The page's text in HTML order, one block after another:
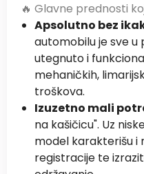
🔥 Glavne prednosti
Apsolutno bez
automobilu je sve
utegnuto i
mehaničkih,
troškova.
Izuzetno mali
na kašičicu". Uz
model karakterišu i
registracije te